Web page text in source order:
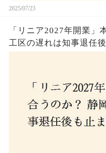
2025/07/23
「リニア2027年開業」
工区の遅れは知事退任